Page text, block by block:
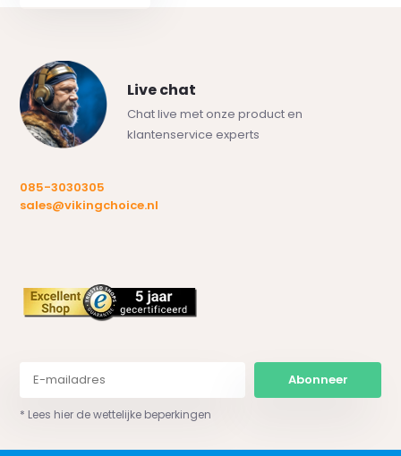
Live chat
Chat live met onze product en
klantenservice experts
085-3030305
sales@vikingchoice.nl
Abonneer
* Lees hier de wettelijke beperkingen